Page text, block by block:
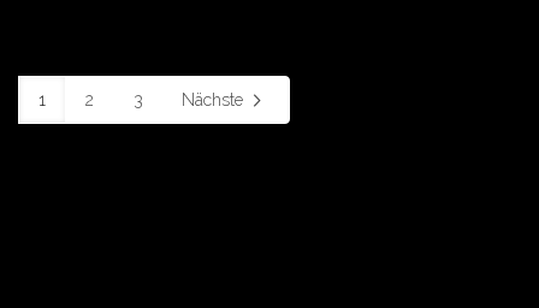
1 2 3 Nächste